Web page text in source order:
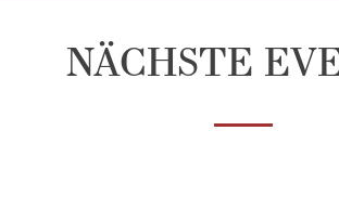
NÄCHSTE